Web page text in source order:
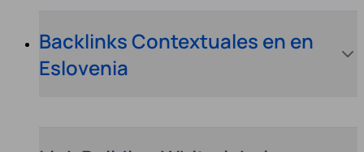
Backlinks Contextuales en en
Eslovenia